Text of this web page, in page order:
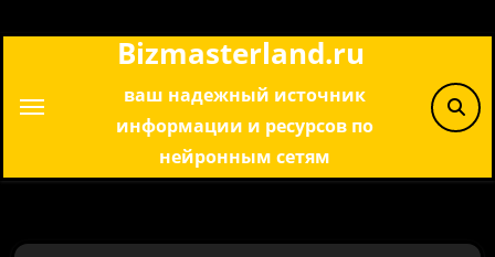
Bizmasterland.ru
ваш надежный источник
информации и ресурсов по
нейронным сетям